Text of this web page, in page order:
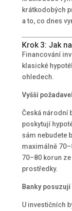
krátkodobých
a to, co dnes
Krok 3: Jak
Financování
klasické
ohledech.
Vyšší
Česká národní
poskytují
sám nebudete
maximálně
70–80 korun
prostředky.
Banky
U investičních